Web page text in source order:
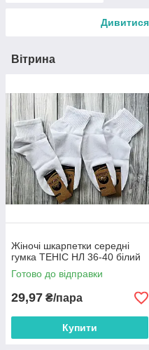
Дивитися
Вітрина
Жіночі шкарпетки середні
гумка ТЕНІС НЛ 36-40 білий
Готово до відправки
29,97 ₴/пара
Купити